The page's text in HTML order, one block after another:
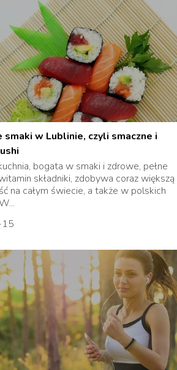
smaki w Lublinie, czyli smaczne i
bogata w smaki i zdrowe, pełne
składniki, zdobywa coraz większą
na całym świecie, a także w polskich